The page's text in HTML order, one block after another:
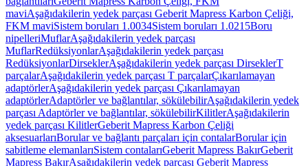
maviAşağıdakilerin yedek parçası Geberit Mapress Karbon Çeliği,
FKM maviSistem boruları 1.0034Sistem boruları 1.0215Boru
nipelleriMuflarAşağıdakilerin yedek parçası
MuflarRedüksiyonlarAşağıdakilerin yedek parçası
RedüksiyonlarDirseklerAşağıdakilerin yedek parçası DirseklerT
parçalarAşağıdakilerin yedek parçası T parçalarÇıkarılamayan
adaptörlerAşağıdakilerin yedek parçası Çıkarılamayan
adaptörlerAdaptörler ve bağlantılar, sökülebilirAşağıdakilerin yedek
parçası Adaptörler ve bağlantılar, sökülebilirKilitlerAşağıdakilerin
yedek parçası KilitlerGeberit Mapress Karbon Çeliği
aksesuarlarıBorular ve bağlantı parçaları için contalarBorular için
sabitleme elemanlarıSistem contalarıGeberit Mapress BakırGeberit
Mapress BakırAşağıdakilerin yedek parçası Geberit Mapress